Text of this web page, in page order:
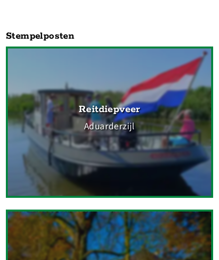
Stempelposten
Reitdiepveer
Aduarderzijl